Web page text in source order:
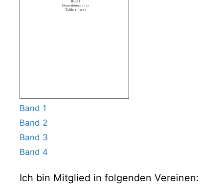
Band 1
Band 2
Band 3
Band 4
Ich bin Mitglied in folgenden Vereinen: